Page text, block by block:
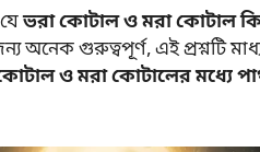
ভরা কোটাল ও মরা কোটাল
অনেক গুরুত্বপূর্ণ, এই প্রশ্নটি
ও মরা কোটালের মধ্যে